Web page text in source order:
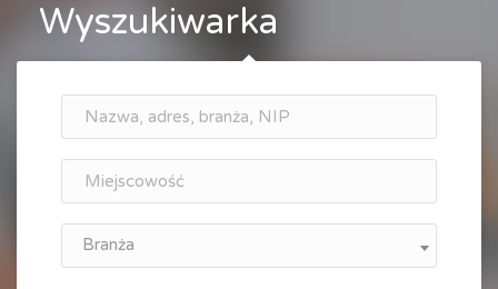
Wyszukiwarka
Branża